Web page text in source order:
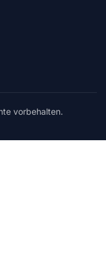
vorbehalten.